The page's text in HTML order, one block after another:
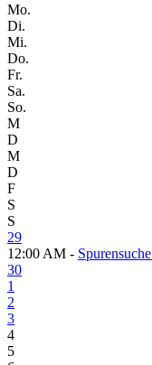
Mo.
Di.
Mi.
Do.
Fr.
Sa.
So.
M
D
M
D
F
S
S
29
12:00 AM -
30
1
2
3
4
5